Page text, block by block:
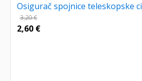
Osigurač spojnice teleskopske
3,20€
2,60 €